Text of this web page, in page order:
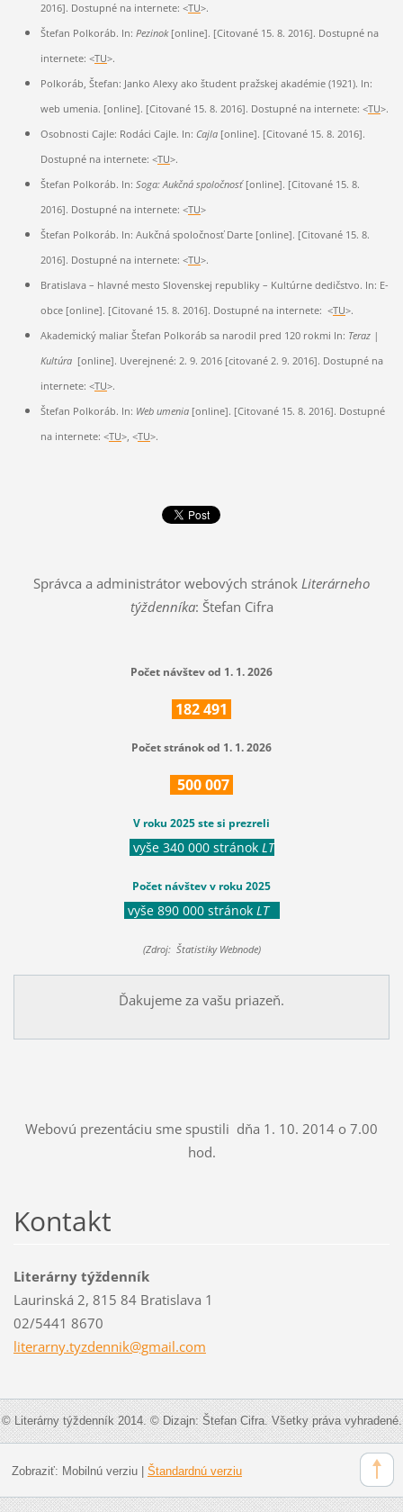
2016]. Dostupné na internete: <TU>.
Štefan Polkoráb. In: Pezinok [online]. [Citované 15. 8. 2016]. Dostupné na
internete: <TU>.
Polkoráb, Štefan: Janko Alexy ako študent pražskej akadémie (1921). In:
web umenia. [online]. [Citované 15. 8. 2016]. Dostupné na internete: <TU>.
Osobnosti Cajle: Rodáci Cajle. In: Cajla[online]. [Citované 15. 8. 2016].
Dostupné na internete: <TU>.
Štefan Polkoráb. In: Soga: Aukčná spoločnosť[online]. [Citované 15. 8.
2016]. Dostupné na internete: <TU>
Štefan Polkoráb. In: Aukčná spoločnosť Darte [online]. [Citované 15. 8.
2016]. Dostupné na internete: <TU>.
Bratislava – hlavné mesto Slovenskej republiky – Kultúrne dedičstvo. In: E-
obce [online]. [Citované 15. 8. 2016]. Dostupné na internete: <TU>.
Akademický maliar Štefan Polkoráb sa narodil pred 120 rokmi In: Teraz |
Kultúra [online]. Uverejnené: 2. 9. 2016 [citované 2. 9. 2016]. Dostupné na
internete: <TU>.
Štefan Polkoráb. In: Web umenia [online]. [Citované 15. 8. 2016]. Dostupné
na internete: <TU>, <TU>.
Správca a administrátor webových stránok Literárneho
týždenníka: Štefan Cifra
Počet návštev od 1. 1. 2026
182491
Počet stránok od 1. 1. 2026
500007
V roku 2025 ste si prezreli
vyše 340 000 stránok LT
Počet návštev v roku 2025
vyše 890 000 stránok LT
(Zdroj: Štatistiky Webnode)
Ďakujeme za vašu priazeň.
Webovú prezentáciu sme spustili dňa 1. 10. 2014 o 7.00
hod.
Kontakt
Literárny týždenník
Laurinská 2, 815 84 Bratislava 1
02/5441 8670
literarny.tyzdennik@gmail.com
© Literárny týždenník 2014. © Dizajn: Štefan Cifra. Všetky práva vyhradené.
Zobraziť: Mobilnú verziu| Štandardnú verziu